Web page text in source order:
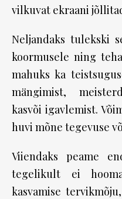
vilkuvat ekraani
Neljandaks tulekski
koormusele ning
mahuks ka
mängimist,
kasvõi igavlemist.
huvi mõne tegevuse
Viiendaks peame
tegelikult ei
kasvamise